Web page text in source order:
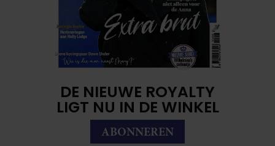
DE NIEUWE ROYALTY
LIGT NU IN DE WINKEL
ABONNEREN